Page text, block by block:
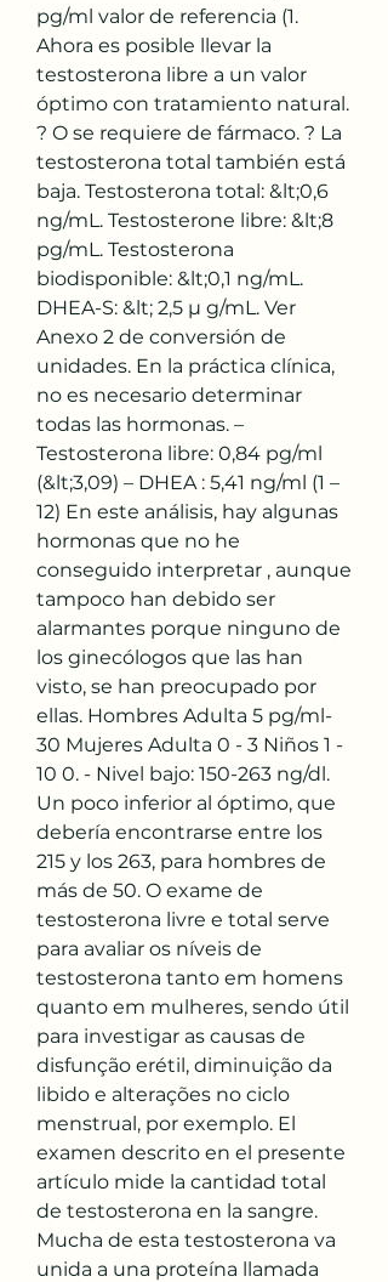
pg/ml valor de referencia (1.
Ahora es posible llevar la
testosterona libre a un valor
óptimo con tratamiento natural.
? O se requiere de fármaco. ? La
testosterona total también está
baja. Testosterona total: &lt;0,6
ng/mL. Testosterone libre: &lt;8
pg/mL. Testosterona
biodisponible: &lt;0,1 ng/mL.
DHEA-S: &lt; 2,5 µ g/mL. Ver
Anexo 2 de conversión de
unidades. En la práctica clínica,
no es necesario determinar
todas las hormonas. –
Testosterona libre: 0,84 pg/ml
(&lt;3,09) – DHEA : 5,41 ng/ml (1 –
12) En este análisis, hay algunas
hormonas que no he
conseguido interpretar , aunque
tampoco han debido ser
alarmantes porque ninguno de
los ginecólogos que las han
visto, se han preocupado por
ellas. Hombres Adulta 5 pg/ml-
30 Mujeres Adulta 0 - 3 Niños 1 -
10 0. - Nivel bajo: 150-263 ng/dl.
Un poco inferior al óptimo, que
debería encontrarse entre los
215 y los 263, para hombres de
más de 50. O exame de
testosterona livre e total serve
para avaliar os níveis de
testosterona tanto em homens
quanto em mulheres, sendo útil
para investigar as causas de
disfunção erétil, diminuição da
libido e alterações no ciclo
menstrual, por exemplo. El
examen descrito en el presente
artículo mide la cantidad total
de testosterona en la sangre.
Mucha de esta testosterona va
unida a una proteína llamada